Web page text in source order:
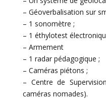
– Géoverbalisation sur
– 1 sonomètre ;
– 1 éthylotest
– Armement
– 1 radar pédagogique ;
– Caméras piétons ;
– Centre de
caméras nomades).